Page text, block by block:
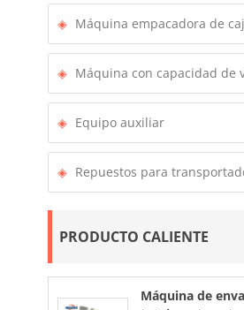
Máquina empacadora de
Máquina con capacidad de
Equipo auxiliar
Repuestos para
PRODUCTO CALIENTE
Máquina de